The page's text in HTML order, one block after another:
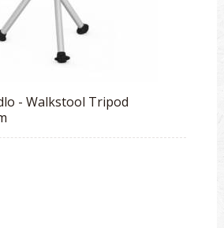
- Walkstool Tripod